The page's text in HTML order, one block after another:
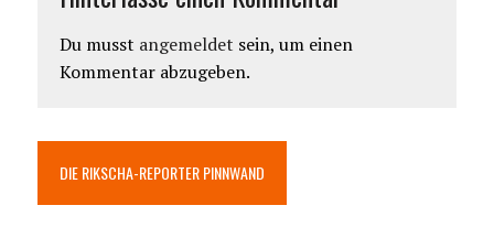
Du musst angemeldet sein, um einen
Kommentar abzugeben.
DIE RIKSCHA-REPORTER PINNWAND